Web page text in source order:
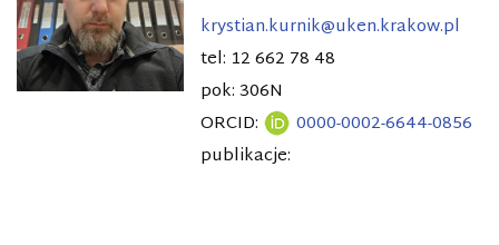
krystian.kurnik@uken.krakow.pl
tel: 12 662 78 48
pok: 306N
ORCID:
0000-0002-6644-0856
publikacje: